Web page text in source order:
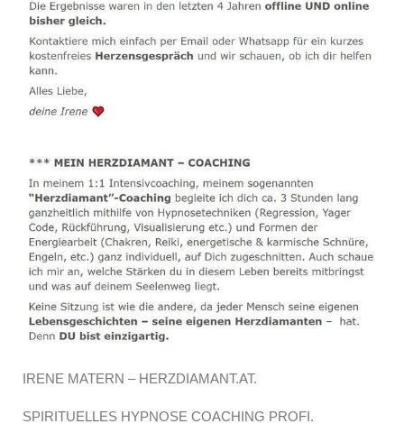
IRENE MATERN – HERZDIAMANT.AT.
SPIRITUELLES HYPNOSE COACHING PROFI.